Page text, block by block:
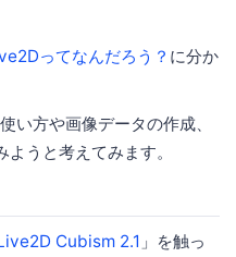
ってなんだろう？ に分か
い方や画像データの作成、
うと考えてみます。
Cubism 2.1 」を触っ